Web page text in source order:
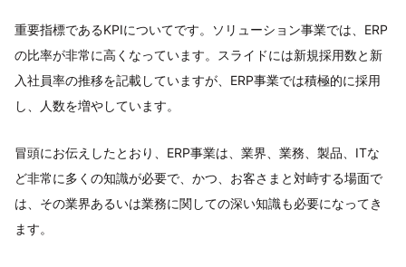
重要指標であるKPIについてです。ソリューション事業では、ERP
の比率が非常に高くなっています。スライドには新規採用数と新
入社員率の推移を記載していますが、ERP事業では積極的に採用
し、人数を増やしています。
冒頭にお伝えしたとおり、ERP事業は、業界、業務、製品、ITな
ど非常に多くの知識が必要で、かつ、お客さまと対峙する場面で
は、その業界あるいは業務に関しての深い知識も必要になってき
ます。